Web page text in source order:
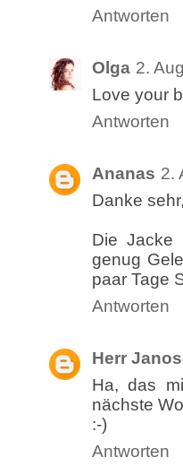
Antworten
Olga 2.
Love your
Antworten
Ananas 2.
Danke
Die Jacke
genug
paar Tage
Antworten
Herr
Ha, das
nächste
:-)
Antworten